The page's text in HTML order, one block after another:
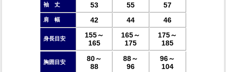
袖 丈 53 55 57
肩 幅 42 44 46
身長目安
155～
165
165～
175
175～
185
胸囲目安
80～
88
88～
96
96～
104